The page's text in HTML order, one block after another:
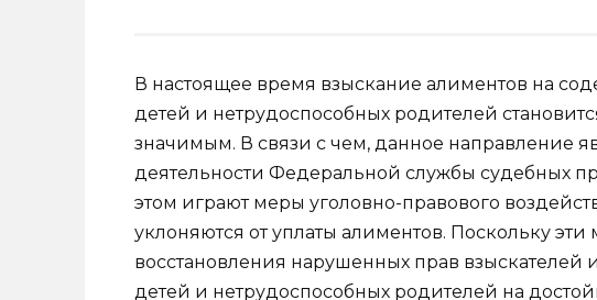
В настоящее время взыскание алиментов на
детей и нетрудоспособных родителей
значимым. В связи с чем, данное направление
деятельности Федеральной службы судебных
этом играют меры уголовно-правового
уклоняются от уплаты алиментов. Поскольку
восстановления нарушенных прав
детей и нетрудоспособных родителей на